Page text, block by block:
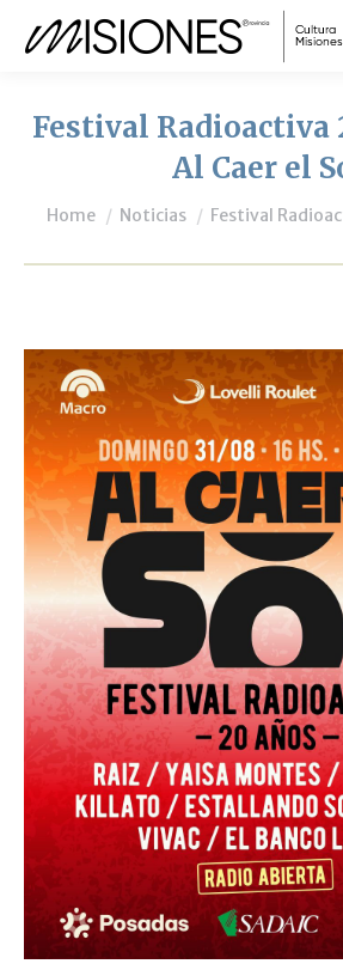
Festival Radioactiva
Al Caer el
You are here:
Home Noticias Festival